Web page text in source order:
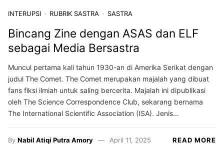
INTERUPSI RUBRIK SASTRA SASTRA
Bincang Zine dengan ASAS dan ELF
sebagai Media Bersastra
Muncul pertama kali tahun 1930-an di Amerika Serikat dengan
judul The Comet. The Comet merupakan majalah yang dibuat
fans fiksi ilmiah untuk saling bercerita. Majalah ini dipublikasi
oleh The Science Correspondence Club, sekarang bernama
The International Scientific Association (ISA). Jenis…
By Nabil Atiqi Putra Amory April 11, 2025 READ MORE